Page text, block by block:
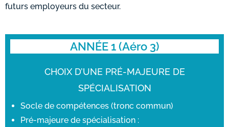
futurs employeurs du secteur.
ANNÉE 1 (Aéro 3)
CHOIX D’UNE PRÉ-MAJEURE DE
SPÉCIALISATION
Socle de compétences (tronc commun)
Pré-majeure de spécialisation :